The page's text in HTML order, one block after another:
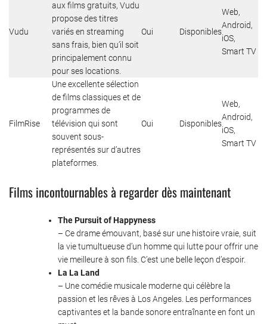
Vudu
aux films gratuits, Vudu
propose des titres
variés en streaming
sans frais, bien qu’il soit
principalement connu
pour ses locations.
Oui Disponibles
Web,
Android,
iOS,
Smart TV
FilmRise
Une excellente sélection
de films classiques et de
programmes de
télévision qui sont
souvent sous-
représentés sur d’autres
plateformes.
Oui Disponibles
Web,
Android,
iOS,
Smart TV
Films incontournables à regarder dès maintenant
The Pursuit of Happyness
– Ce drame émouvant, basé sur une histoire vraie, suit
la vie tumultueuse d’un homme qui lutte pour offrir une
vie meilleure à son fils. C’est une belle leçon d’espoir.
La La Land
– Une comédie musicale moderne qui célèbre la
passion et les rêves à Los Angeles. Les performances
captivantes et la bande sonore entraînante en font un